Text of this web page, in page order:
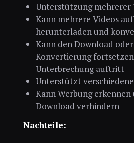
Unterstützung mehrerer
Kann mehrere Videos
herunterladen und
Kann den Download
Konvertierung
Unterbrechung auftritt
Unterstützt
Kann Werbung erkennen
Download verhindern
Nachteile: